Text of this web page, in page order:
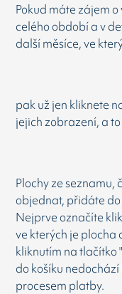
Pokud máte zájem
celého období a v
další měsíce, ve
pak už jen kliknete
jejich zobrazení, a
Plochy ze seznamu,
objednat, přidáte
Nejprve označíte
ve kterých je plocha
kliknutím na tlačítko
do košíku
procesem platby.